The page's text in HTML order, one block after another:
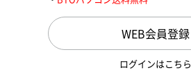
WEB会員登録
ログインはこちら